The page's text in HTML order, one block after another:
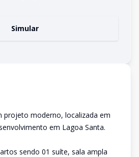
Simular
projeto moderno, localizada em
em Lagoa Santa.
sendo 01 suíte, sala ampla